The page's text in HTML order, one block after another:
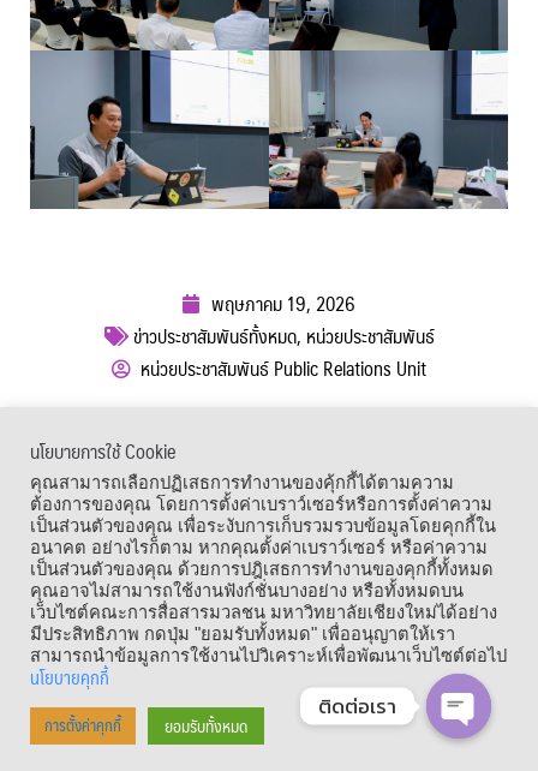
พฤษภาคม 19, 2026
ข่าวประชาสัมพันธ์ทั้งหมด, หน่วยประชาสัมพันธ์
หน่วยประชาสัมพันธ์ Public Relations Unit
เมนูลัด
Copyright © 1964 – 2021 Faculty of Mass Communication, Chiang Mai
University. All Rights Reserved.
นโยบายการใช้ Cookie
คุณสามารถเลือกปฏิเสธการทำงานของคุ้กกี้ได้ตามความ
ต้องการของคุณ โดยการตั้งค่าเบราว์เซอร์หรือการตั้งค่าความ
เป็นส่วนตัวของคุณ เพื่อระงับการเก็บรวมรวบข้อมูลโดยคุกกี้ใน
อนาคต อย่างไรก็ตาม หากคุณตั้งค่าเบราว์เซอร์ หรือค่าความ
เป็นส่วนตัวของคุณ ด้วยการปฎิเสธการทำงานของคุกกี้ทั้งหมด
คุณอาจไม่สามารถใช้งานฟังก์ชั่นบางอย่าง หรือทั้งหมดบน
เว็บไซต์คณะการสื่อสารมวลชน มหาวิทยาลัยเชียงใหม่ได้อย่าง
มีประสิทธิภาพ กดปุ่ม "ยอมรับทั้งหมด" เพื่ออนุญาตให้เรา
สามารถนำข้อมูลการใช้งานไปวิเคราะห์เพื่อพัฒนาเว็บไซต์ต่อไป
นโยบายคุกกี้
การตั้งค่าคุกกี้ ยอมรับทั้งหมด
ติดต่อเรา
OPEN